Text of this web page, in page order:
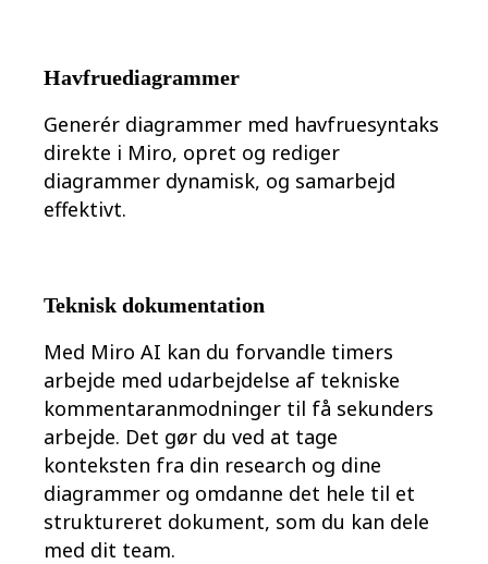
Havfruediagrammer
Generér diagrammer med havfruesyntaks
direkte i Miro, opret og rediger
diagrammer dynamisk, og samarbejd
effektivt.
Teknisk dokumentation
Med Miro AI kan du forvandle timers
arbejde med udarbejdelse af tekniske
kommentaranmodninger til få sekunders
arbejde. Det gør du ved at tage
konteksten fra din research og dine
diagrammer og omdanne det hele til et
struktureret dokument, som du kan dele
med dit team.